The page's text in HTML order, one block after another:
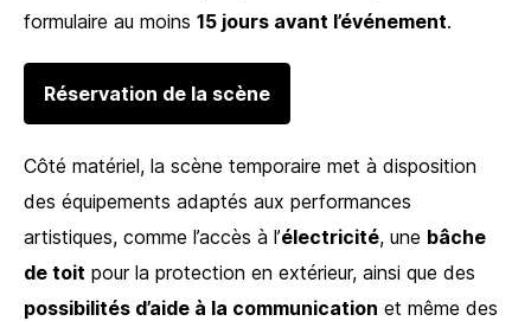
formulaire au moins 15 jours avant l’événement.
Réservation de la scène
Côté matériel, la scène temporaire met à disposition
des équipements adaptés aux performances
artistiques, comme l’accès à l’électricité, une bâche
de toit pour la protection en extérieur, ainsi que des
possibilités d’aide à la communication et même des